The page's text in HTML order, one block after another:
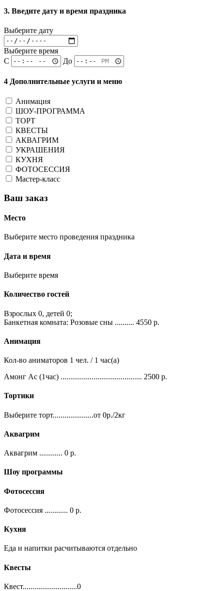
3. Введите дату и время праздника
Выберите дату
Выберите время
С
До
4 Дополнительные услуги и меню
Анимация
ШОУ-ПРОГРАММА
ТОРТ
КВЕСТЫ
АКВАГРИМ
УКРАШЕНИЯ
КУХНЯ
ФОТОСЕССИЯ
Мастер-класс
Ваш заказ
Место
Выберите место проведения праздника
Дата и время
Выберите время
Количество гостей
Взрослых 0, детей 0;
Банкетная комната: Розовые сны .......... 4550 р.
Анимация
Кол-во аниматоров 1 чел. / 1 час(а)
Амонг Ас (1час) .......................................... 2500 р.
Тортики
Выберите торт.....................от 0р./2кг
Аквагрим
Аквагрим ............ 0 р.
Шоу программы
Фотосессия
Фотосессия ............ 0 р.
Кухня
Еда и напитки расчитываются отдельно
Квесты
Квест............................0